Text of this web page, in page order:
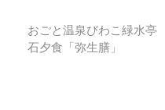
おごと温泉びわこ緑水
石夕食「弥生膳」